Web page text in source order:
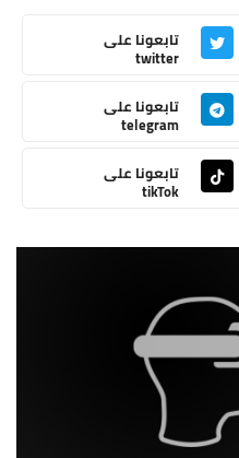
تابعونا على
twitter
تابعونا على
telegram
تابعونا على
tikTok